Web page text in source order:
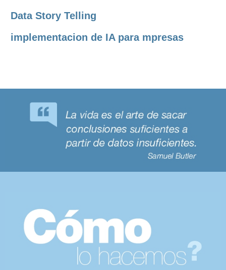
Data Story Telling
implementacion de IA para mpresas